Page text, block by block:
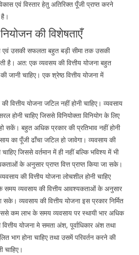
एवं विस्तार हेतु अतिरिक्त पूँजी प्राप्त करने
की विशेषताएँ
एवं उसकी सफलता बहुत बड़ी सीमा तक उसकी
है। अत: एक व्यवसय की वित्तीय योजना बहुत
जानी चाहिए। एक श्रेष्ठ वित्तीय योजना में
वित्तीय योजना जटिल नहीं होनी चाहिए। व्यवसाय
होनी चाहिए जिससे विनियोक्ता विनियोग के लिए
सकें। बहुत अधिक प्रकार की प्रतिभाव नहीं होनी
का पूँजी ढाँचा जटिल हो जावेगा। व्यवसाय की
चाहिए जिससे वर्तमान में ही नहीं बल्कि भविश्य में भी
के अनुसार प्राप्त वित्त प्राप्त किया जा सके।
की वित्तीय योजना लोचशील होनी चाहिए
समय व्यवसाय की वित्तीय आवश्यकताओं के अनुसार
व्यवसाय की वित्तीय योजना इस प्रकार निर्मित
कम लाभ के समय व्यवसाय पर स्थायी भार अधिक
योजना मे समता अंश, पूर्वाधिकार अंश तथा
भाग होना चाहिए तथा उसमें परिवर्तन करने की
चाहिए।